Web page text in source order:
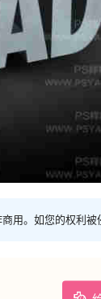
用。如您的权利被